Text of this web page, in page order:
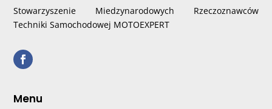
Stowarzyszenie Miedzynarodowych Rzeczoznawców
Techniki Samochodowej MOTOEXPERT
Menu